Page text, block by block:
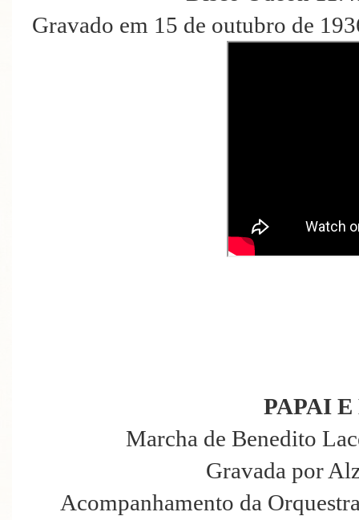
Gravado em 15 de outubro de
PAPAI
Marcha de Benedito
Gravada por
Acompanhamento da